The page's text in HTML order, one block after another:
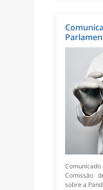
Comissão
sobre a